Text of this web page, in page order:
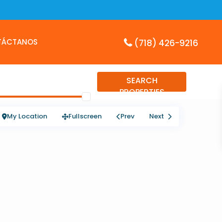
(718) 426-9216
SEARCH
PROPERTIES
My Location Fullscreen Prev Next